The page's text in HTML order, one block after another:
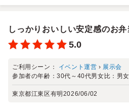
しっかりおいしい安定感のお弁
5.0
ご利用シーン： イベント運営 › 展示会
参加者の年齢：30代～40代男女比： 男
東京都江東区有明 2026/06/02